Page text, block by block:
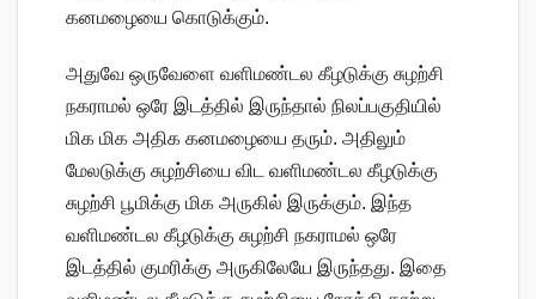
கனமழையை கொடுக்கும்.
அதுவே ஒருவேளை வளிமண்டல கீழடுக்கு சுழற்சி
நகராமல் ஒரே இடத்தில் இருந்தால் நிலப்பகுதியில்
மிக மிக அதிக கனமழையை தரும். அதிலும்
மேலடுக்கு சுழற்சியை விட வளிமண்டல கீழடுக்கு
சுழற்சி பூமிக்கு மிக அருகில் இருக்கும். இந்த
வளிமண்டல கீழடுக்கு சுழற்சி நகராமல் ஒரே
இடத்தில் குமரிக்கு அருகிலேயே இருந்தது. இதை